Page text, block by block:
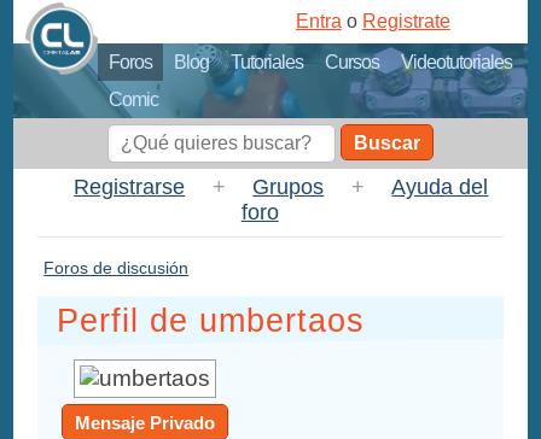
Foros Blog Tutoriales Cursos
Videotutoriales
Comic
Entra o Registrate
Buscar
Registrarse + Grupos +
Ayuda del
foro
Foros de discusión
Perfil de umbertaos
Mensaje Privado